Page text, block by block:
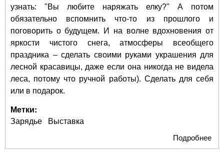
узнать: "Вы любите наряжать елку?" А потом
обязательно вспомнить что-то из прошлого и
поговорить о будущем. И на волне вдохновения от
яркости чистого снега, атмосферы всеобщего
праздника – сделать своими руками украшения для
лесной красавицы, даже если она никогда не видела
леса, потому что ручной работы). Сделать для себя
или в подарок.
Метки:
Зарядье
Выставка
Подробнее